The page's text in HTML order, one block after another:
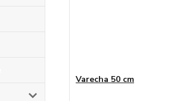
Varecha 50 cm